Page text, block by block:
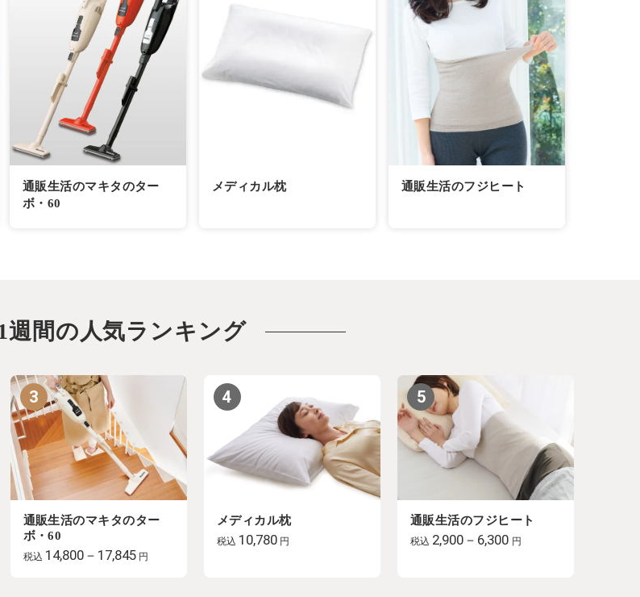
通販生活のマキタのター
ボ・60
メディカル枕 通販生活のフジヒート
週間の人気ランキング
通販生活のマキタのター
ボ・60
税込 14,800－17,845 円
3
メディカル枕
税込 10,780 円
4
通販生活のフジヒート
税込 2,900－6,300 円
5